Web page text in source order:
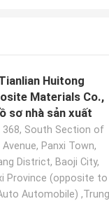
Huitong
Materials Co.,
sơ nhà sản xuất
368, South Section of
Avenue, Panxi Town,
District, Baoji City,
Province (opposite to
Automobile) ,Trung